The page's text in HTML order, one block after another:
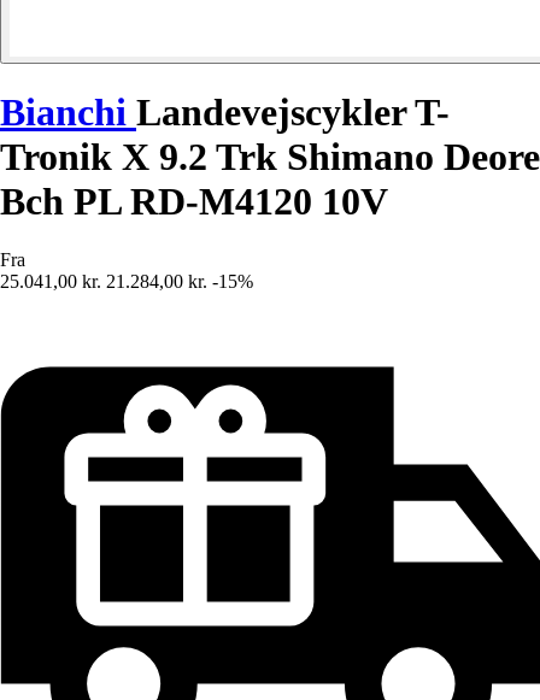
Bianchi Landevejscykler T-
Tronik X 9.2 Trk Shimano Deore
Bch PL RD-M4120 10V
Fra
25.041,00 kr. 21.284,00 kr. -15%